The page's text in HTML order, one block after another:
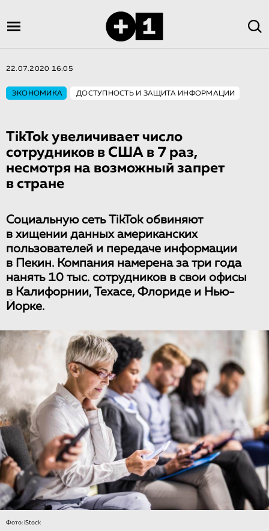
22.07.2020 16:05
ЭКОНОМИКА ДОСТУПНОСТЬ И ЗАЩИТА ИНФОРМАЦИИ
TikTok увеличивает число
сотрудников в США в 7 раз,
несмотря на возможный запрет
в стране
Социальную сеть TikTok обвиняют
в хищении данных американских
пользователей и передаче информации
в Пекин. Компания намерена за три года
нанять 10 тыс. сотрудников в свои офисы
в Калифорнии, Техасе, Флориде и Нью-
Йорке.
Фото: iStock